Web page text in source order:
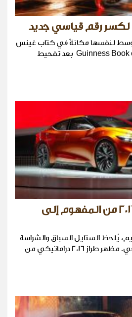
رقم قياسي جديد
لنفسها مكانةً في كتاب غينس
بوك ‏Guinness Book of World Records ‏ بعد تفحيط
نيسان مكسيما 2016 من المفهوم إلى
يُلحظ الستايل السباق والشراسة
من ناحية الهيكل الخارجي. مظهر طراز 2016 دراماتيكي من